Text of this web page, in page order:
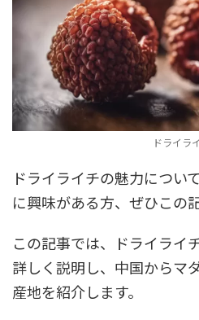
ドライラ
ドライライチの魅力につい
に興味がある方、ぜひこの
この記事では、ドライライ
詳しく説明し、中国からマ
産地を紹介します。